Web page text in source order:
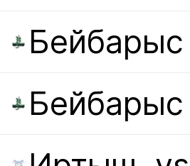
Бейбарыс
Бейбарыс